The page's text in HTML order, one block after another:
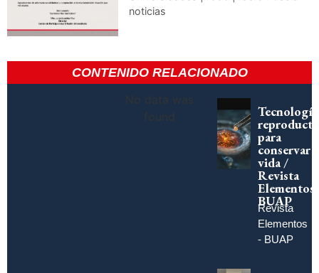
noticias
CONTENIDO RELACIONADO
No data was
found
para
conservar
vida /
Revista
Elementos
BUAP
Revista
Elementos
- BUAP